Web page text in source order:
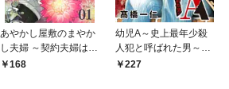
あやかし屋敷のまやか
し夫婦 ～契約夫婦は鎌
倉で妖怪の集う家を守
168
幼児A～史上最年少殺
人犯と呼ばれた男～
【単話】（１）
227